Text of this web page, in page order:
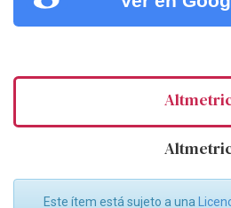
Este ítem está sujeto a una